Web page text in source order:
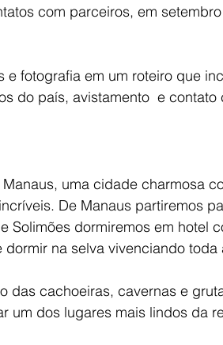
com parceiros, em
fotografia em um roteiro que
do país, avistamento e contato
uma cidade charmosa
De Manaus partiremos
Solimões dormiremos em hotel
na selva vivenciando toda
das cachoeiras, cavernas e
um dos lugares mais lindos da